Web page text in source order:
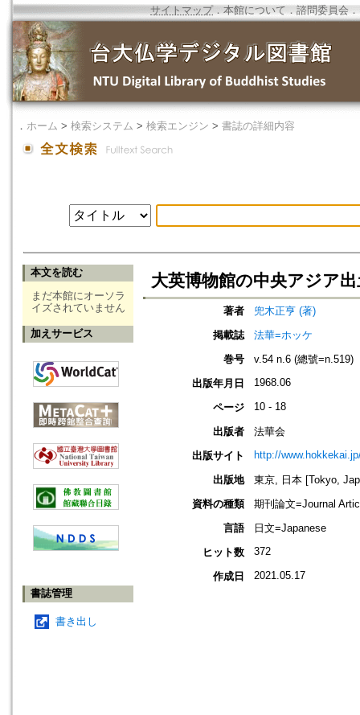
サイトマップ．本館について ． 諮問委員会 ．
． ホーム > 検索システム > 検索エンジン > 書誌の詳細内容
本文を読む
まだ本館にオーソラ
イズされていません
加えサービス
書誌管理
書き出し
大英博物館の中央アジア
著者
兜木正亨 (著)
掲載誌
法華=ホッケ
巻号
v.54 n.6 (總號=n.519)
出版年月日
1968.06
ページ 10 - 18
出版者
法華会
出版サイト
http://
出版地
東京, 日本 [Tokyo,
資料の種類
期刊論文=Journal
言語
日文=Japanese
ヒット数
372
作成日 2021.05.17